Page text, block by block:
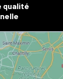
qualité